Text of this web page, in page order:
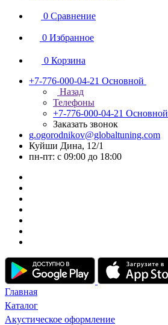
0 Сравнение
0 Избранное
0 Корзина
+7-776-000-04-21 Основной
Назад
Телефоны
+7-776-000-04-21 Основной
Заказать звонок
g.ogorodnikov@globaltuning.com
Куйши Дина, 12/1
пн-пт: с 09:00 до 18:00
Главная
Каталог
Акустическое оформление